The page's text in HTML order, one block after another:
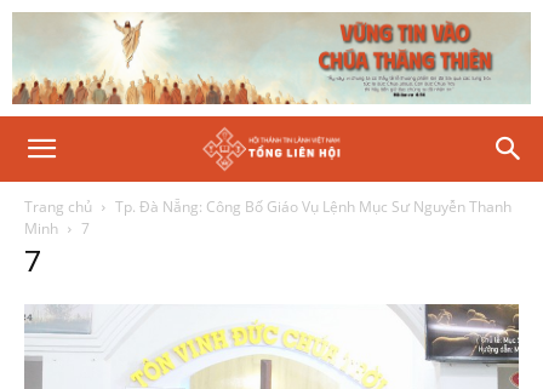
Trang chủ
Tp. Đà Nẵng: Công Bố Giáo Vụ Lệnh Mục Sư Nguyễn Thanh
Minh
7
7